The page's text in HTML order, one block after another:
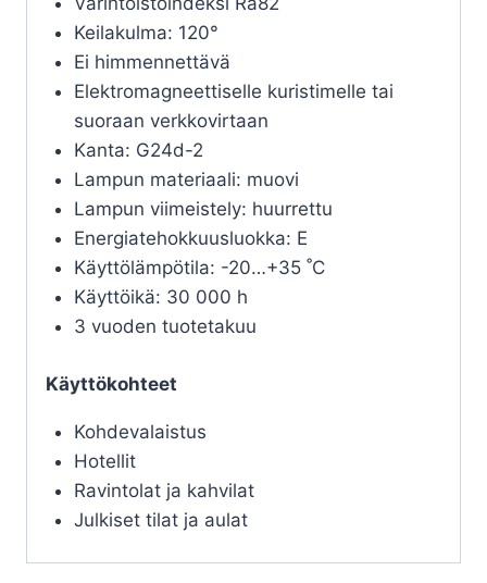
Keilakulma: 120°
Ei himmennettävä
Elektromagneettiselle kuristimelle tai
suoraan verkkovirtaan
Kanta: G24d-2
Lampun materiaali: muovi
Lampun viimeistely: huurrettu
Energiatehokkuusluokka: E
Käyttölämpötila: -20…+35 ˚C
Käyttöikä: 30 000 h
3 vuoden tuotetakuu
Käyttökohteet
Kohdevalaistus
Hotellit
Ravintolat ja kahvilat
Julkiset tilat ja aulat